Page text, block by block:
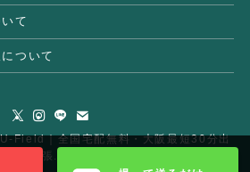
て
ついて
Field｜全国宅配無料・大阪最短30分出
張.